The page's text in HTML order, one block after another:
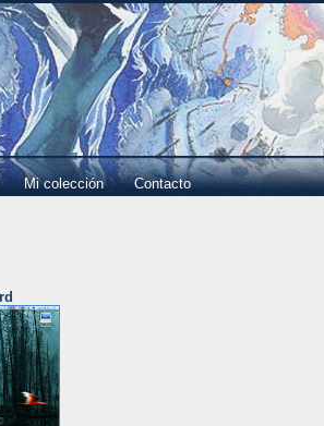
Mi colección Contacto